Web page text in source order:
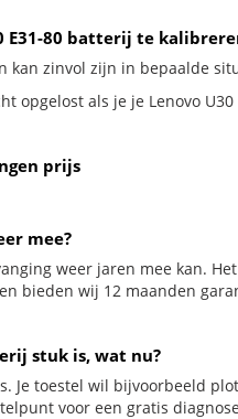
E31-80 batterij te
kan zinvol zijn in bepaalde
opgelost als je je Lenovo
prijs
mee?
weer jaren mee kan.
bieden wij 12 maanden
stuk is, wat nu?
Je toestel wil bijvoorbeeld
voor een gratis diagnose